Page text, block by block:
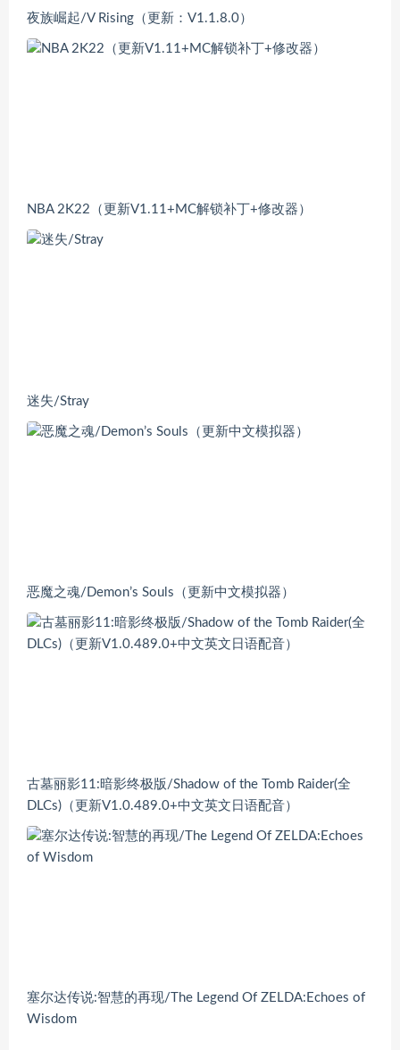
夜族崛起/V Rising（更新：V1.1.8.0）
NBA 2K22（更新V1.11+MC解锁补丁+修改器）
迷失/Stray
恶魔之魂/Demon’s Souls（更新中文模拟器）
古墓丽影11:暗影终极版/Shadow of the Tomb Raider(全
DLCs)（更新V1.0.489.0+中文英文日语配音）
塞尔达传说:智慧的再现/The Legend Of ZELDA:Echoes of
Wisdom